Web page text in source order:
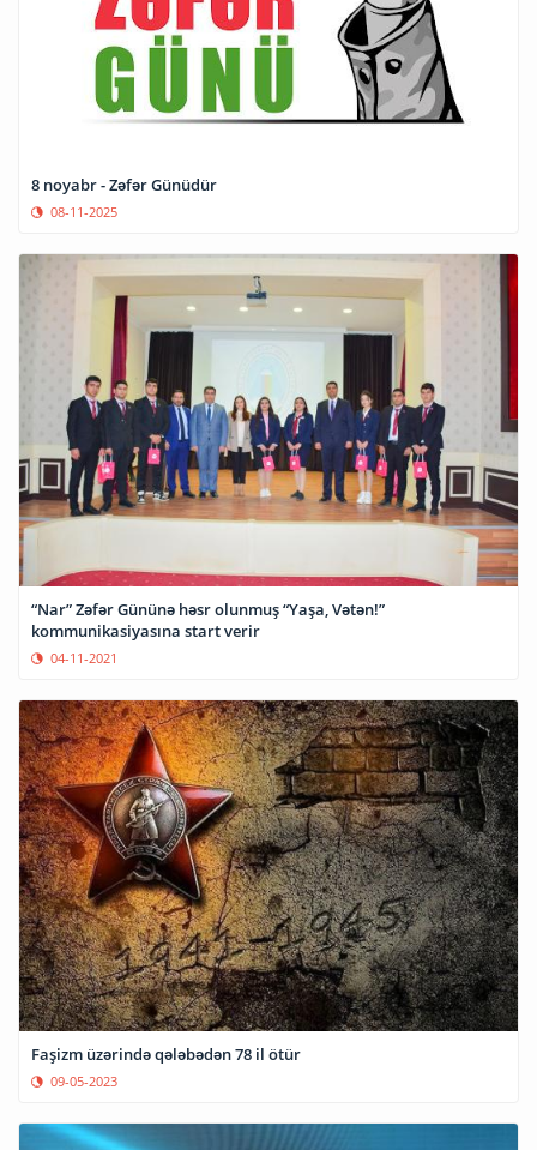
​8 noyabr - Zəfər Günüdür
08-11-2025
“Nar” Zəfər Gününə həsr olunmuş “Yaşa, Vətən!”
kommunikasiyasına start verir
04-11-2021
Faşizm üzərində qələbədən 78 il ötür
09-05-2023